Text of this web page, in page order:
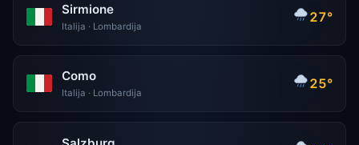
Sirmione
Italija · Lombardija
27°
Como
Italija · Lombardija
25°